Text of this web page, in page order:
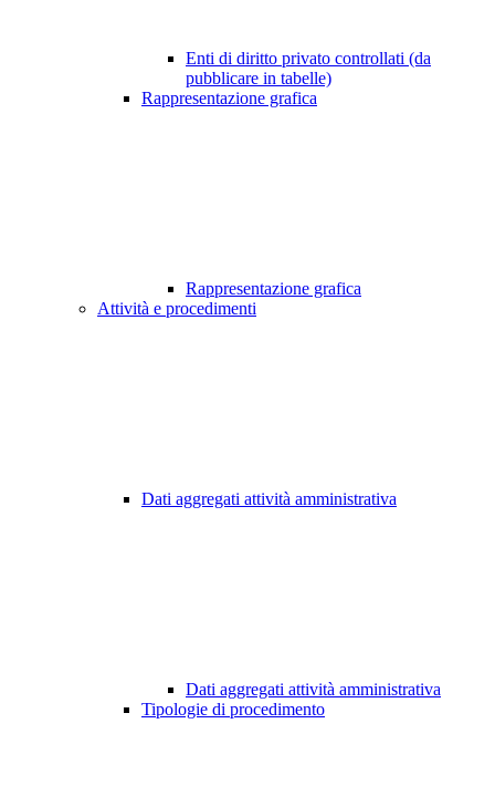
Enti di diritto privato controllati (da
pubblicare in tabelle)
Rappresentazione grafica
Rappresentazione grafica
Attività e procedimenti
Dati aggregati attività amministrativa
Dati aggregati attività amministrativa
Tipologie di procedimento